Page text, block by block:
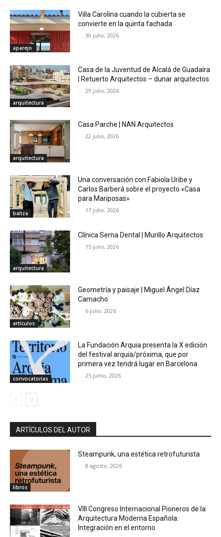
aparejo
Villa Carolina cuando la cubierta se
convierte en la quinta fachada
30 julio, 2026
arquitectura
Casa de la Juventud de Alcalá de Guadaíra
| Retuerto Arquitectos – dunar arquitectos
29 julio, 2026
arquitectura
Casa Parche | NAN Arquitectos
22 julio, 2026
baliza
Una conversación con Fabiola Uribe y
Carlos Barberá sobre el proyecto «Casa
para Mariposas»
17 julio, 2026
arquitectura
Clínica Serna Dental | Murillo Arquitectos
15 julio, 2026
artículos
Geometría y paisaje | Miguel Ángel Díaz
Camacho
6 julio, 2026
convocatorias
La Fundación Arquia presenta la X edición
del festival arquia/próxima, que por
primera vez tendrá lugar en Barcelona
25 junio, 2026
ARTÍCULOS DEL AUTOR
libros
Steampunk, una estética retrofuturista
8 agosto, 2026
VIII Congreso Internacional Pioneros de la
Arquitectura Moderna Española:
Integración en el entorno